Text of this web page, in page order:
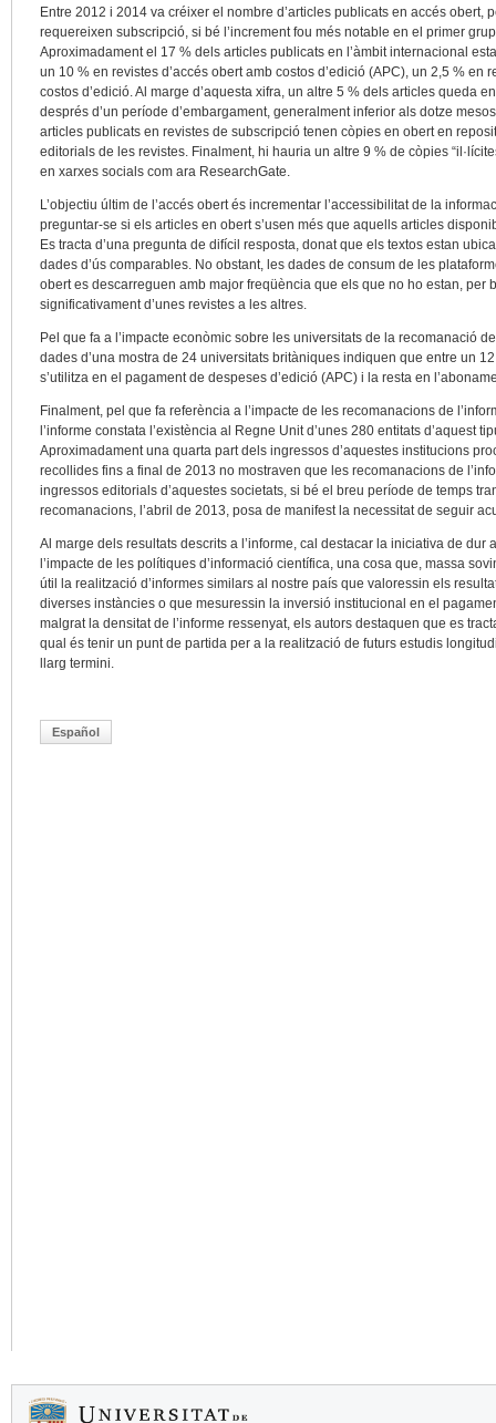
Entre 2012 i 2014 va créixer el nombre d’articles publicats en accés obert,
requereixen subscripció, si bé l’increment fou més notable en el primer
Aproximadament el 17 % dels articles publicats en l’àmbit internacional
un 10 % en revistes d’accés obert amb costos d’edició (APC), un 2,5 % en
costos d’edició. Al marge d’aquesta xifra, un altre 5 % dels articles queda
després d’un període d’embargament, generalment inferior als dotze
articles publicats en revistes de subscripció tenen còpies en obert en
editorials de les revistes. Finalment, hi hauria un altre 9 % de còpies
en xarxes socials com ara ResearchGate.
L’objectiu últim de l’accés obert és incrementar l’accessibilitat de la
preguntar-se si els articles en obert s’usen més que aquells articles
Es tracta d’una pregunta de difícil resposta, donat que els textos estan
dades d’ús comparables. No obstant, les dades de consum de les
obert es descarreguen amb major freqüència que els que no ho estan, per
significativament d’unes revistes a les altres.
Pel que fa a l’impacte econòmic sobre les universitats de la recomanació
dades d’una mostra de 24 universitats britàniques indiquen que entre un
s’utilitza en el pagament de despeses d’edició (APC) i la resta en
Finalment, pel que fa referència a l’impacte de les recomanacions de
l’informe constata l’existència al Regne Unit d’unes 280 entitats d’aquest
Aproximadament una quarta part dels ingressos d’aquestes institucions
recollides fins a final de 2013 no mostraven que les recomanacions de
ingressos editorials d’aquestes societats, si bé el breu període de temps
recomanacions, l’abril de 2013, posa de manifest la necessitat de seguir
Al marge dels resultats descrits a l’informe, cal destacar la iniciativa de dur
l’impacte de les polítiques d’informació científica, una cosa que, massa
útil la realització d’informes similars al nostre país que valoressin els
diverses instàncies o que mesuressin la inversió institucional en el
malgrat la densitat de l’informe ressenyat, els autors destaquen que es
qual és tenir un punt de partida per a la realització de futurs estudis
llarg termini.
Español